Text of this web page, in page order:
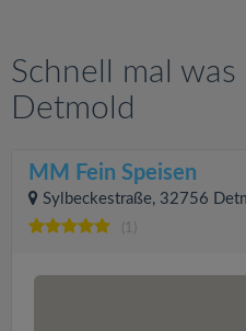
Schnell mal was
Detmold
MM Fein Speisen
Sylbeckestraße, 32756
(1)